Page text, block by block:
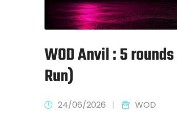
WOD Anvil : 5
Run)
24/06/2026 | WOD